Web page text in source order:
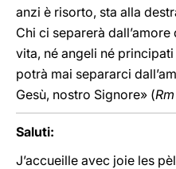
anzi è risorto, sta alla
Chi ci separerà
vita, né angeli né
potrà mai separarci
Gesù, nostro Signore» (Rm
Saluti:
J’accueille avec joie les